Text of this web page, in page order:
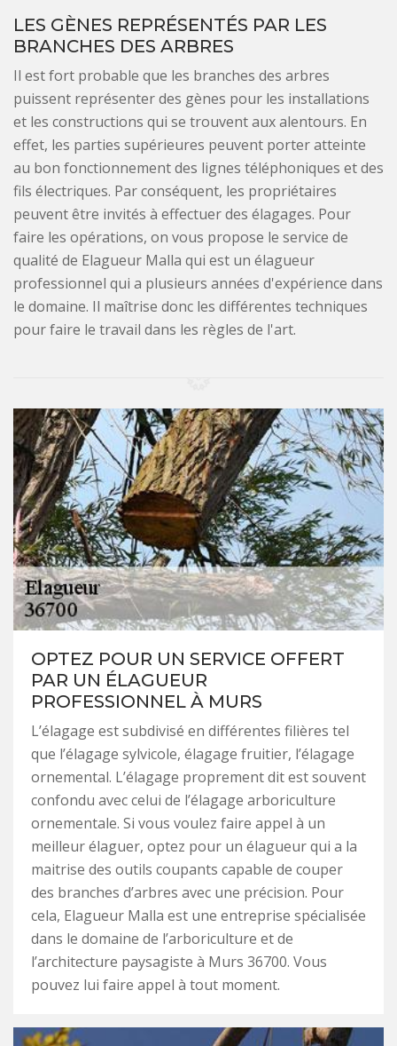
LES GÈNES REPRÉSENTÉS PAR LES
BRANCHES DES ARBRES
Il est fort probable que les branches des arbres
puissent représenter des gènes pour les installations
et les constructions qui se trouvent aux alentours. En
effet, les parties supérieures peuvent porter atteinte
au bon fonctionnement des lignes téléphoniques et des
fils électriques. Par conséquent, les propriétaires
peuvent être invités à effectuer des élagages. Pour
faire les opérations, on vous propose le service de
qualité de Elagueur Malla qui est un élagueur
professionnel qui a plusieurs années d'expérience dans
le domaine. Il maîtrise donc les différentes techniques
pour faire le travail dans les règles de l'art.
OPTEZ POUR UN SERVICE OFFERT
PAR UN ÉLAGUEUR
PROFESSIONNEL À MURS
L’élagage est subdivisé en différentes filières tel
que l’élagage sylvicole, élagage fruitier, l’élagage
ornemental. L’élagage proprement dit est souvent
confondu avec celui de l’élagage arboriculture
ornementale. Si vous voulez faire appel à un
meilleur élaguer, optez pour un élagueur qui a la
maitrise des outils coupants capable de couper
des branches d’arbres avec une précision. Pour
cela, Elagueur Malla est une entreprise spécialisée
dans le domaine de l’arboriculture et de
l’architecture paysagiste à Murs 36700. Vous
pouvez lui faire appel à tout moment.